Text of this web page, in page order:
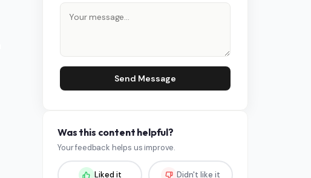
Send Message
Was this content helpful?
Your feedback helps us improve.
Liked it Didn't like it